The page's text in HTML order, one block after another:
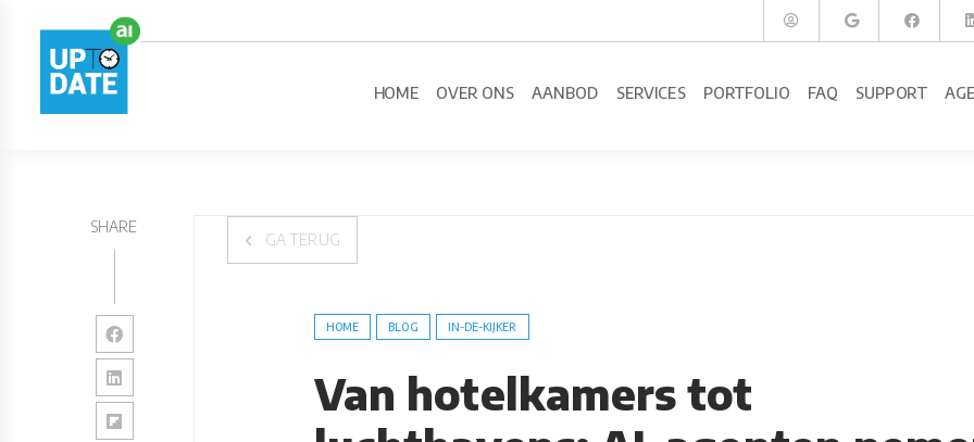
HOME OVER ONS AANBOD SERVICES PORTFOLIO FAQ SUPPORT
SHARE
GA TERUG
HOME BLOG IN-DE-KIJKER
Van hotelkamers tot